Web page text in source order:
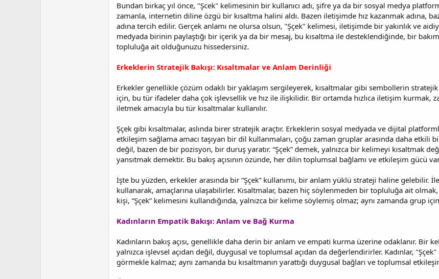
Bundan birkaç yıl önce, "Şcek" kelimesinin bir kullanıcı adı, şifre ya da bir sosyal medya
zamanla, internetin diline özgü bir kısaltma halini aldı. Bazen iletişimde hız kazanmak adına,
adına tercih edilir. Gerçek anlamı ne olursa olsun, "Şçek" kelimesi, iletişimde bir yakınlık ve
medyada birinin paylaştığı bir içerik ya da bir mesaj, bu kısaltma ile desteklendiğinde, bir
topluluğa ait olduğunuzu hissedersiniz.
Erkeklerin Stratejik Bakışı: Kısaltmalar ve Anlam Derinliği
Erkekler genellikle çözüm odaklı bir yaklaşım sergileyerek, kısaltmalar gibi sembollerin
için, bu tür ifadeler daha çok işlevsellik ve hız ile ilişkilidir. Bir ortamda hızlıca iletişim kurmak,
iletmek amacıyla bu tür kısaltmalar kullanılır.
Şçek gibi kısaltmalar, aslında birer stratejik araçtır. Erkeklerin sosyal medyada ve dijital
etkileşim sağlama amacı taşıyan bir dil kullanmaları, çoğu zaman gruplar arasında daha etkili
değil, bazen de bir pozisyon, bir duruş yaratır. “Şçek” demek, yalnızca bir kelimeyi kısaltmak
yansıtmak demektir. Bu bakış açısının özünde, her dilin toplumsal bağlamı ve etkileşim gücü
İşte bu yüzden, erkekler arasında bir “Şçek” kullanımı, bir anlam yüklü strateji haline
kullanarak, amaçlarına ulaşabilirler. Kısaltmalar, bazen hiç söylenmeden bir topluluğa ait
kişi, “Şçek” kelimesini kullandığında, yalnızca bir kelime söylemiş olmaz; aynı zamanda grup
Kadınların Empatik Bakışı: Anlam ve Bağ Kurma
Kadınların bakış açısı, genellikle daha derin bir anlam ve empati kurma üzerine odaklanır. Bir
yalnızca işlevsel açıdan değil, duygusal ve toplumsal açıdan da değerlendirirler. Kadınlar,
görmekle kalmaz; aynı zamanda bu kısaltmanın yarattığı duygusal bağları ve toplumsal